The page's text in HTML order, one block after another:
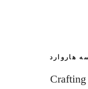
هاروارد